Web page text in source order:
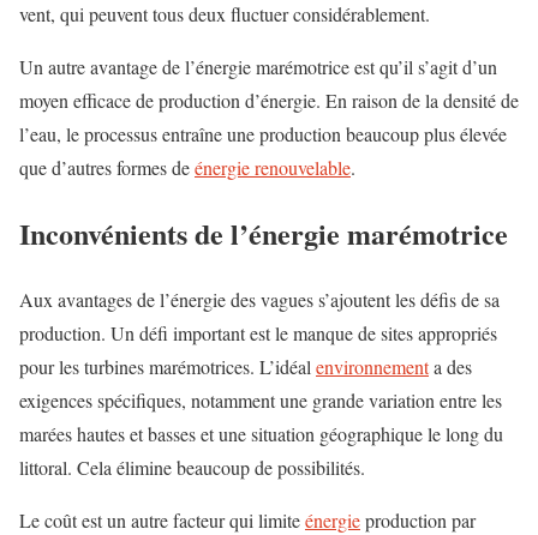
vent, qui peuvent tous deux fluctuer considérablement.
Un autre avantage de l’énergie marémotrice est qu’il s’agit d’un
moyen efficace de production d’énergie. En raison de la densité de
l’eau, le processus entraîne une production beaucoup plus élevée
que d’autres formes deénergie renouvelable.
Inconvénients de l’énergie marémotrice
Aux avantages de l’énergie des vagues s’ajoutent les défis de sa
production. Un défi important est le manque de sites appropriés
pour les turbines marémotrices. L’idéal environnementa des
exigences spécifiques, notamment une grande variation entre les
marées hautes et basses et une situation géographique le long du
littoral. Cela élimine beaucoup de possibilités.
Le coût est un autre facteur qui limiteénergieproduction par